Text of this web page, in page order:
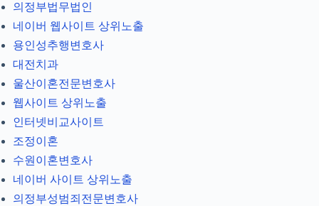
의정부법무법인
네이버 웹사이트 상위노출
용인성추행변호사
대전치과
울산이혼전문변호사
웹사이트 상위노출
인터넷비교사이트
조정이혼
수원이혼변호사
네이버 사이트 상위노출
의정부성범죄전문변호사